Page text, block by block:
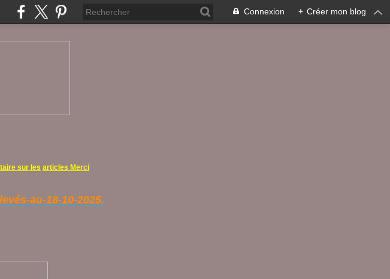
Connexion + Créer mon blog
sur les articles Merci
au-18-10-2025.